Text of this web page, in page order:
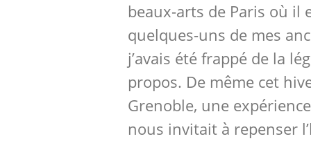
beaux-arts de Paris où il
quelques-uns de mes
j’avais été frappé de la
propos. De même cet
Grenoble, une
nous invitait à repenser